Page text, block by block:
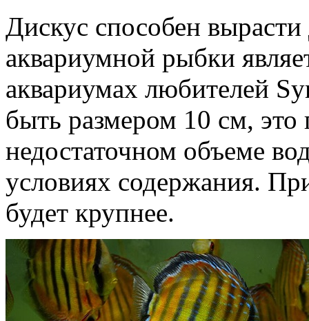
Дискус способен
аквариумной рыбки
аквариумах любителей
быть размером 10 см,
недостаточном объеме
условиях содержания.
будет крупнее.